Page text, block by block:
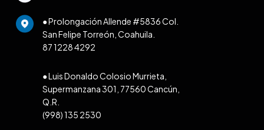
● Prolongación Allende #5836 Col.
San Felipe Torreón, Coahuila.
87 1228 4292
● Luis Donaldo Colosio Murrieta,
Supermanzana 301, 77560 Cancún,
Q.R.
(998) 135 2530